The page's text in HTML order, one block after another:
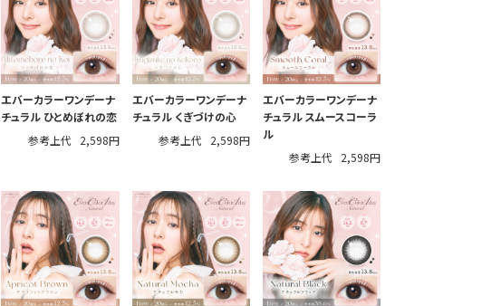
エバーカラーワンデーナ
チュラル ひとめぼれの恋
参考上代
2,598円
エバーカラーワンデーナ
チュラル くぎづけの心
参考上代
2,598円
エバーカラーワンデーナ
チュラル スムースコーラ
ル
参考上代
2,598円